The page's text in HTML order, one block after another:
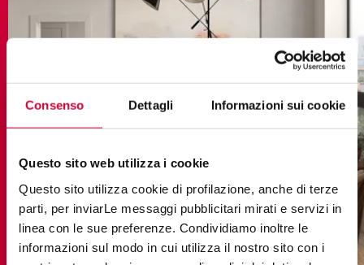
Consenso Dettagli Informazioni sui cookie
Questo sito web utilizza i cookie
Questo sito utilizza cookie di profilazione, anche di terze
parti, per inviarLe messaggi pubblicitari mirati e servizi in
linea con le sue preferenze. Condividiamo inoltre le
informazioni sul modo in cui utilizza il nostro sito con i